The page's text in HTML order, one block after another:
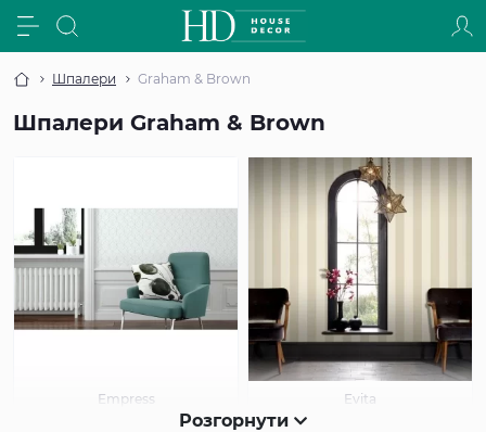
Шпалери Graham & Brown
Шпалери Graham & Brown
Empress Evita
Розгорнути